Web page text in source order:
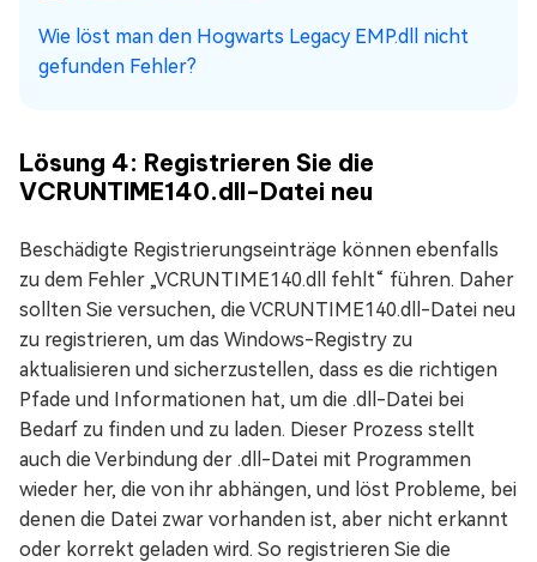
Wie löst man den Hogwarts Legacy EMP.dll nicht
gefunden Fehler?
Lösung 4: Registrieren Sie die
VCRUNTIME140.dll-Datei neu
Beschädigte Registrierungseinträge können ebenfalls
zu dem Fehler „VCRUNTIME140.dll fehlt“ führen. Daher
sollten Sie versuchen, die VCRUNTIME140.dll-Datei neu
zu registrieren, um das Windows-Registry zu
aktualisieren und sicherzustellen, dass es die richtigen
Pfade und Informationen hat, um die .dll-Datei bei
Bedarf zu finden und zu laden. Dieser Prozess stellt
auch die Verbindung der .dll-Datei mit Programmen
wieder her, die von ihr abhängen, und löst Probleme, bei
denen die Datei zwar vorhanden ist, aber nicht erkannt
oder korrekt geladen wird. So registrieren Sie die